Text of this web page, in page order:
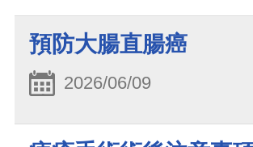
預防大腸直腸癌
2026/06/09